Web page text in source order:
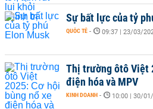
Sự bất lực của tỷ
QUỐC TẾ - 09:37 | 23/03/
Thị trường ôtô Việt
điện hóa và MPV
KINH DOANH - 10:00 | 30/